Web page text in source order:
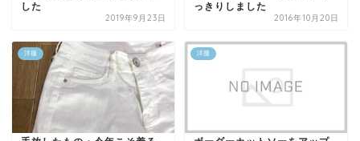
した
2019年9月23日
っきりしました
2016年10月20日
洋服 洋服